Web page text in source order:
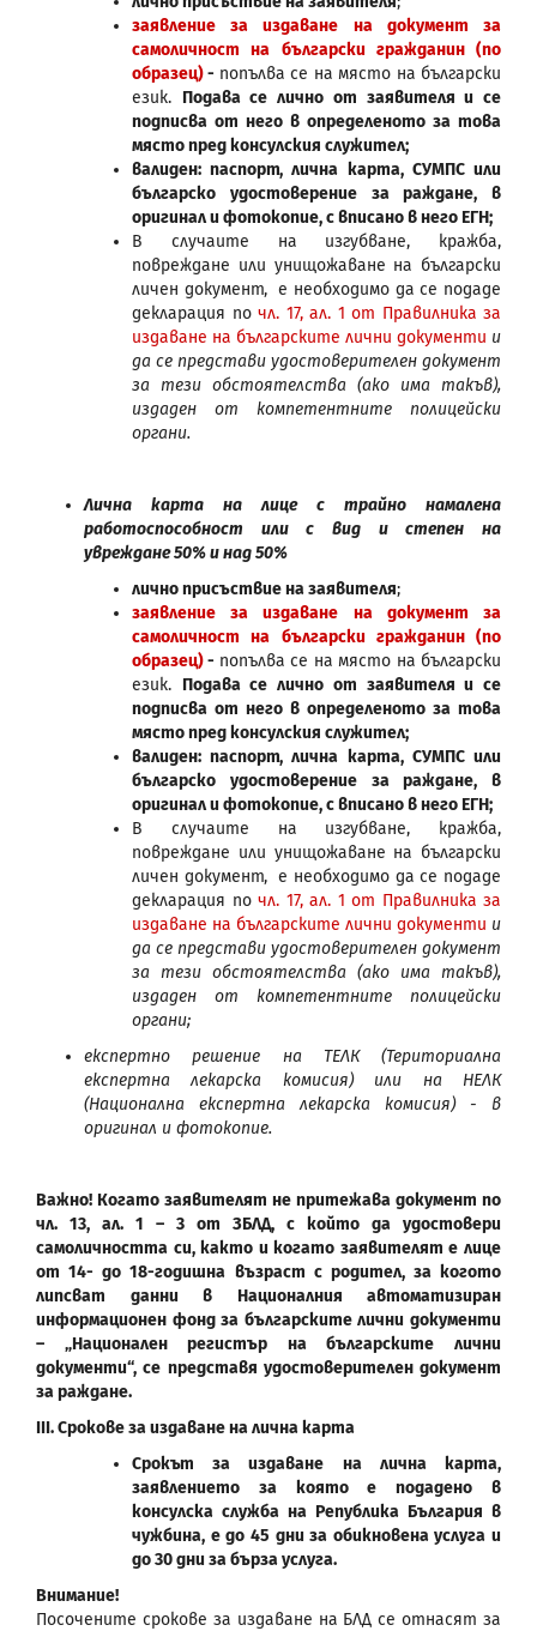
заявление за издаване на документ за
самоличност на български гражданин (по
образец)- попълва се на място на български
език. Подава се лично от заявителя и се
подписва от него в определеното за това
място пред консулския служител;
валиден: паспорт, лична карта, СУМПС или
българско удостоверение за раждане, в
оригинал и фотокопие, с вписано в него ЕГН;
В случаите на изгубване, кражба,
повреждане или унищожаване на български
личен документ, е необходимо да се подаде
декларация по чл. 17, ал. 1 от Правилника за
издаване на българските лични документи и
да се представи удостоверителен документ
за тези обстоятелства (ако има такъв),
издаден от компетентните полицейски
органи.
Лична карта на лице с трайно намалена
работоспособност или с вид и степен на
увреждане 50% и над 50%
лично присъствие на заявителя;
заявление за издаване на документ за
самоличност на български гражданин (по
образец)- попълва се на място на български
език. Подава се лично от заявителя и се
подписва от него в определеното за това
място пред консулския служител;
валиден: паспорт, лична карта, СУМПС или
българско удостоверение за раждане, в
оригинал и фотокопие, с вписано в него ЕГН;
В случаите на изгубване, кражба,
повреждане или унищожаване на български
личен документ, е необходимо да се подаде
декларация по чл. 17, ал. 1 от Правилника за
издаване на българските лични документи и
да се представи удостоверителен документ
за тези обстоятелства (ако има такъв),
издаден от компетентните полицейски
органи;
експертно решение на ТЕЛК (Териториална
експертна лекарска комисия) или на НЕЛК
(Национална експертна лекарска комисия) - в
оригинал и фотокопие.
Важно! Когато заявителят не притежава документ по
чл. 13, ал. 1 – 3 от ЗБЛД, с който да удостовери
самоличността си, както и когато заявителят е лице
от 14- до 18-годишна възраст с родител, за когото
липсват данни в Националния автоматизиран
информационен фонд за българските лични документи
– „Национален регистър на българските лични
документи“, се представя удостоверителен документ
за раждане.
ІІІ. Срокове за издаване на лична карта
Срокът за издаване на лична карта,
заявлението за която е подадено в
консулска служба на Република България в
чужбина, е до 45 дни за обикновена услуга и
до 30 дни за бърза услуга.
Внимание!
Посочените срокове за издаване на БЛД се отнасят за